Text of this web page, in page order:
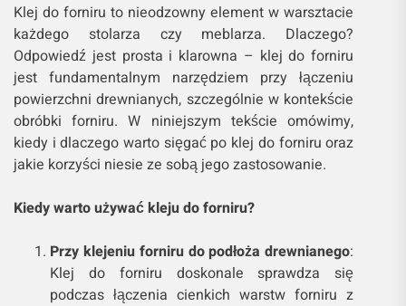
Klej do forniru to nieodzowny element w warsztacie
każdego stolarza czy meblarza. Dlaczego?
Odpowiedź jest prosta i klarowna – klej do forniru
jest fundamentalnym narzędziem przy łączeniu
powierzchni drewnianych, szczególnie w kontekście
obróbki forniru. W niniejszym tekście omówimy,
kiedy i dlaczego warto sięgać po klej do forniru oraz
jakie korzyści niesie ze sobą jego zastosowanie.
Kiedy warto używać kleju do forniru?
Przy klejeniu forniru do podłoża drewnianego:
Klej do forniru doskonale sprawdza się
podczas łączenia cienkich warstw forniru z